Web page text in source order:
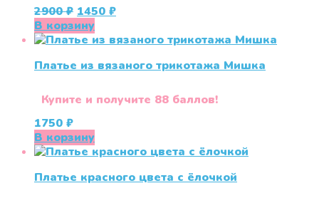
2900₽ Первоначальная
цена
составляла
1450 ₽Текущая
1450 ₽.
В корзину
Платье из вязаного трикотажа Мишка
Купите и получите 88 баллов!
1750 ₽
В корзину
Платье красного цвета с ёлочкой